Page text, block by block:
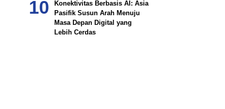
Konektivitas Berbasis AI: Asia
Pasifik Susun Arah Menuju
Masa Depan Digital yang
Lebih Cerdas